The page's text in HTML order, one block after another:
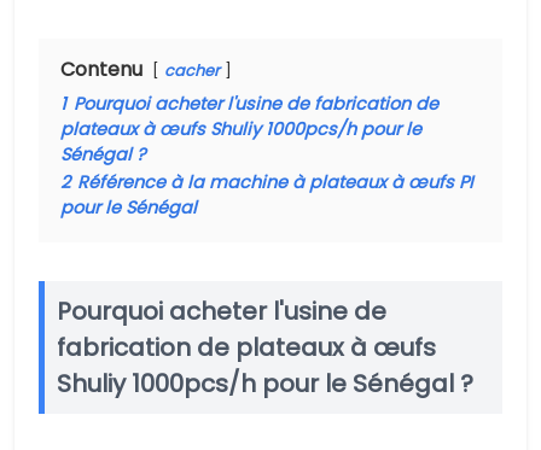
Contenu cacher
1 Pourquoi acheter l'usine de fabrication de
plateaux à œufs Shuliy 1000pcs/h pour le
Sénégal ?
2 Référence à la machine à plateaux à œufs PI
pour le Sénégal
Pourquoi acheter l'usine de
fabrication de plateaux à œufs
Shuliy 1000pcs/h pour le Sénégal ?